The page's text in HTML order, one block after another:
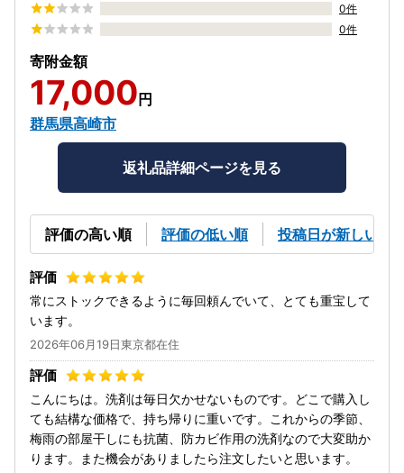
0件
0件
寄附金額
17,000円
群馬県高崎市
返礼品詳細ページを見る
評価の高い順 評価の低い順 投稿日が新しい順
常にストックできるように毎回頼んでいて、とても重宝して
います。
2026年06月19日東京都在住
こんにちは。洗剤は毎日欠かせないものです。どこで購入し
ても結構な価格で、持ち帰りに重いです。これからの季節、
梅雨の部屋干しにも抗菌、防カビ作用の洗剤なので大変助か
ります。また機会がありましたら注文したいと思います。